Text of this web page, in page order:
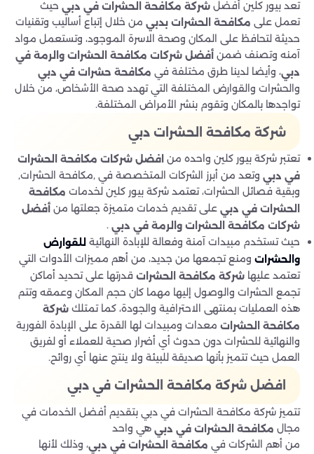
تعد بيور كلين أفضل شركة مكافحة الحشرات في دبي حيث
تعمل على مكافحة الحشرات بدبي من خلال إتباع أساليب وتقنيات
حديثة لتحافظ على المكان وصحة الاسرة الموجود، وتستعمل مواد
آمنه وتصنف ضمن أفضل شركات مكافحة الحشرات والرمة في
دبي، وأيضا لدينا طرق مختلفة في مكافحة حشرات في دبي
والحشرات والقوارض المختلفة التي تهدد صحة الأشخاص، من خلال
تواجدها بالمكان وتقوم بنشر الأمراض المختلفة.
شركة مكافحة الحشرات دبي
تعتبر شركة بيور كلين واحده من افضل شركات مكافحة الحشرات
في دبي وتعد من أبرز الشركات المتخصصة في ,مكافحة الحشرات,
وبقية فصائل الحشرات، تعتمد شركة بيور كلين لخدمات مكافحة
الحشرات في دبي على تقديم خدمات متميزة جعلتها من أفضل
شركات مكافحة الحشرات والرمة في دبي .
حيث تستخدم مبيدات آمنة وفعالة للإبادة النهائية للقوارض
والحشرات ومنع تجمعها من جديد، من أهم مميزات الأدوات التي
تعتمد عليها شركة مكافحة الحشرات قدرتها على تحديد أماكن
تجمع الحشرات والوصول إليها مهما كان حجم المكان وعمقه وتتم
هذه العمليات بمنتهى الاحترافية والجودة، كما تمتلك شركة
مكافحة الحشرات معدات ومبيدات لها القدرة على الإبادة الفورية
والنهائية للحشرات دون حدوث أي أضرار صحية للعملاء أو لفريق
العمل حيث تتميز بأنها صديقة للبيئة ولا ينتج عنها أي روائح.
افضل شركة مكافحة الحشرات في دبي
تتميز شركة مكافحة الحشرات في دبي بتقديم أفضل الخدمات في
مجال مكافحة الحشرات في دبي هي واحد
من أهم الشركات في مكافحة الحشرات في دبي، وذلك لأنها